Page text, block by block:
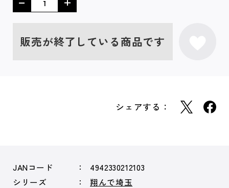
販売が終了している商品です
シェアする：
JANコード
4942330212103
シリーズ
翔んで埼玉